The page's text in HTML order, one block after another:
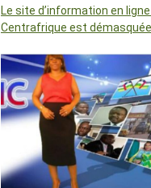
Le site d’information en
Centrafrique est démasquée